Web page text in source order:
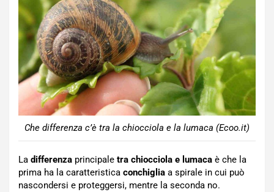
Che differenza c’è tra la chiocciola e la lumaca (Ecoo.it)
La differenza principale tra chiocciola e lumaca è che la
prima ha la caratteristica conchiglia a spirale in cui può
nascondersi e proteggersi, mentre la seconda no.